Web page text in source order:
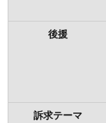
後援
訴求テーマ